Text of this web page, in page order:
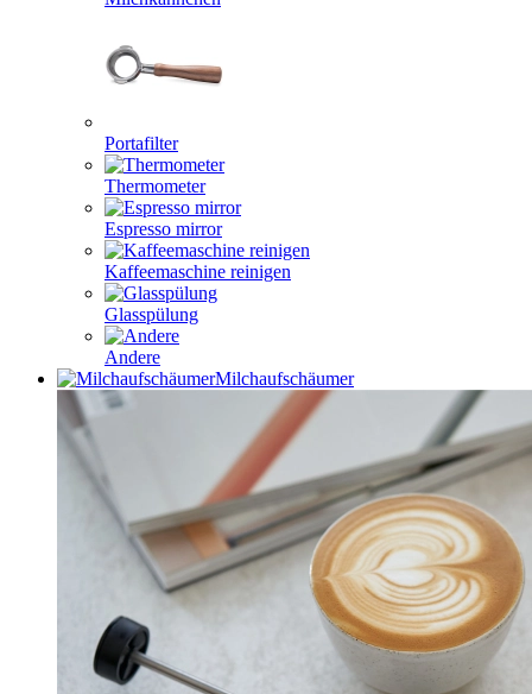
Portafilter
Thermometer
Espresso mirror
Kaffeemaschine reinigen
Glasspülung
Andere
Milchaufschäumer